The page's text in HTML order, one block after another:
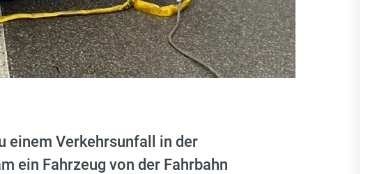
einem Verkehrsunfall in der
ein Fahrzeug von der Fahrbahn